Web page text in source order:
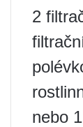
2
nebo